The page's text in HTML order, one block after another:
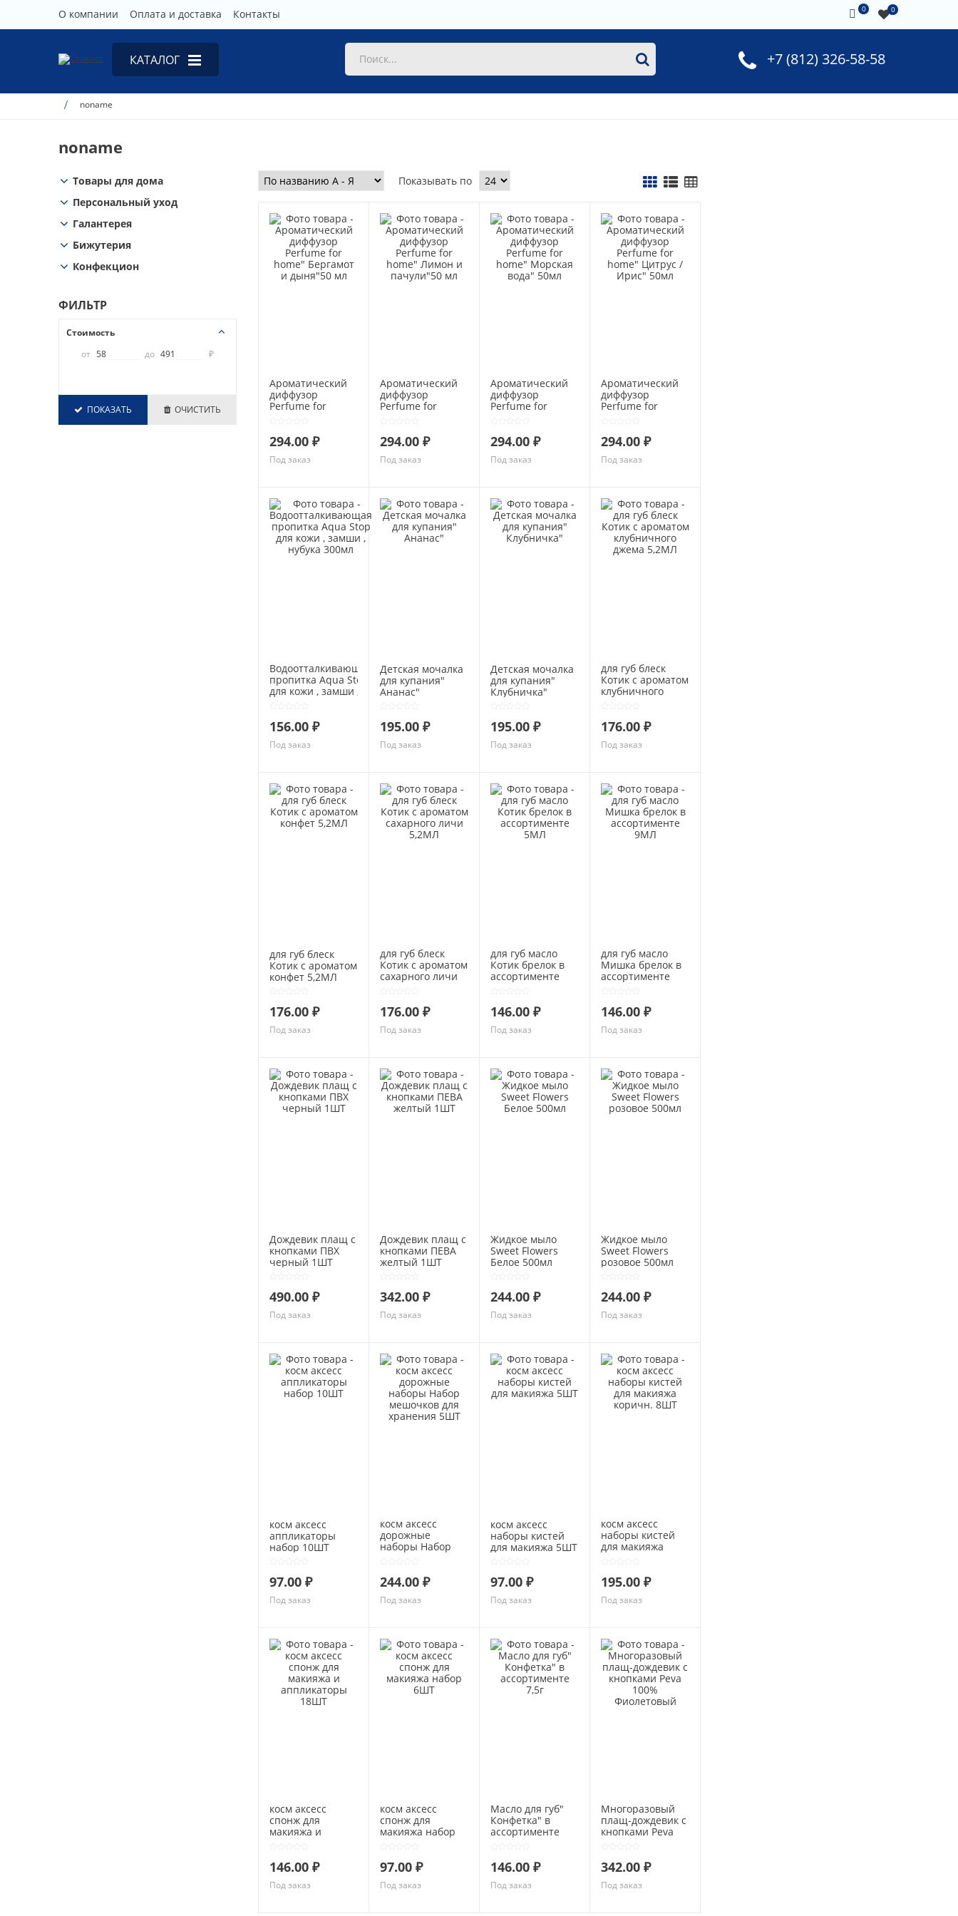
О компании Оплата и доставка Контакты 0 0
КАТАЛОГ
Товары для дома
Галантерея
+7 (812) 326-58-58
noname
noname
Товары для дома
Персональный уход
Галантерея
Бижутерия
Конфекцион
ФИЛЬТР
Стоимость
от
до ₽
ПОКАЗАТЬ ОЧИСТИТЬ
Показывать по
Ароматический
диффузор
Perfume for
294.00 ₽
Под заказ
Ароматический
диффузор
Perfume for
294.00 ₽
Под заказ
Ароматический
диффузор
Perfume for
294.00 ₽
Под заказ
Ароматический
диффузор
Perfume for
294.00 ₽
Под заказ
Водоотталкивающая
пропитка Aqua Stop
для кожи , замши ,
156.00 ₽
Под заказ
Детская мочалка
для купания"
Ананас"
195.00 ₽
Под заказ
Детская мочалка
для купания"
Клубничка"
195.00 ₽
Под заказ
для губ блеск
Котик c ароматом
клубничного
176.00 ₽
Под заказ
для губ блеск
Котик c ароматом
конфет 5,2МЛ
176.00 ₽
Под заказ
для губ блеск
Котик c ароматом
сахарного личи
176.00 ₽
Под заказ
для губ масло
Котик брелок в
ассортименте
146.00 ₽
Под заказ
для губ масло
Мишка брелок в
ассортименте
146.00 ₽
Под заказ
Дождевик плащ с
кнопками ПВХ
черный 1ШТ
490.00 ₽
Под заказ
Дождевик плащ с
кнопками ПЕВА
желтый 1ШТ
342.00 ₽
Под заказ
Жидкое мыло
Sweet Flowers
Белое 500мл
244.00 ₽
Под заказ
Жидкое мыло
Sweet Flowers
розовое 500мл
244.00 ₽
Под заказ
косм аксесс
аппликаторы
набор 10ШТ
97.00 ₽
Под заказ
косм аксесс
дорожные
наборы Набор
244.00 ₽
Под заказ
косм аксесс
наборы кистей
для макияжа 5ШТ
97.00 ₽
Под заказ
косм аксесс
наборы кистей
для макияжа
195.00 ₽
Под заказ
косм аксесс
спонж для
макияжа и
146.00 ₽
Под заказ
косм аксесс
спонж для
макияжа набор
97.00 ₽
Под заказ
Масло для губ"
Конфетка" в
ассортименте
146.00 ₽
Под заказ
Многоразовый
плащ-дождевик с
кнопками Peva
342.00 ₽
Под заказ